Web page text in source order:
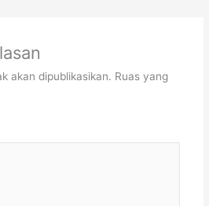
akan dipublikasikan. Ruas yang